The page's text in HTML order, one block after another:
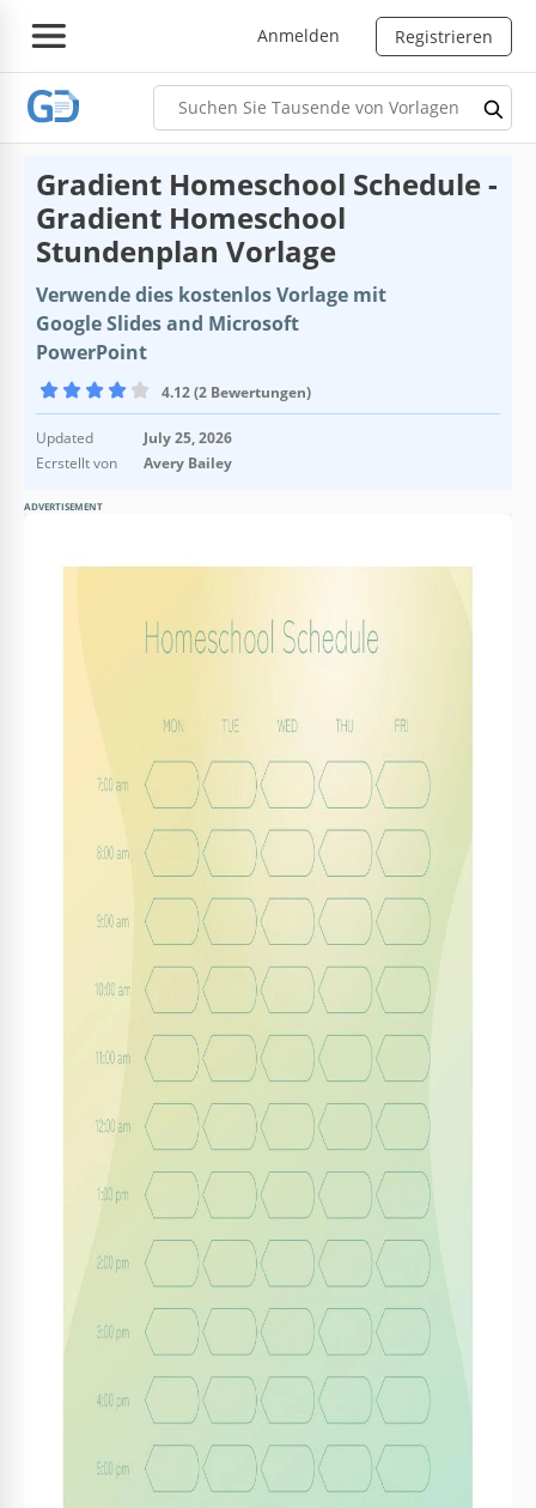
Anmelden Registrieren
Gradient Homeschool Schedule -
Gradient Homeschool
Stundenplan Vorlage
Verwende dies kostenlos Vorlage mit
Google Slides and Microsoft
PowerPoint
4.12 (2 Bewertungen)
Updated
July 25, 2026
Ecrstellt von
Avery Bailey
ADVERTISEMENT